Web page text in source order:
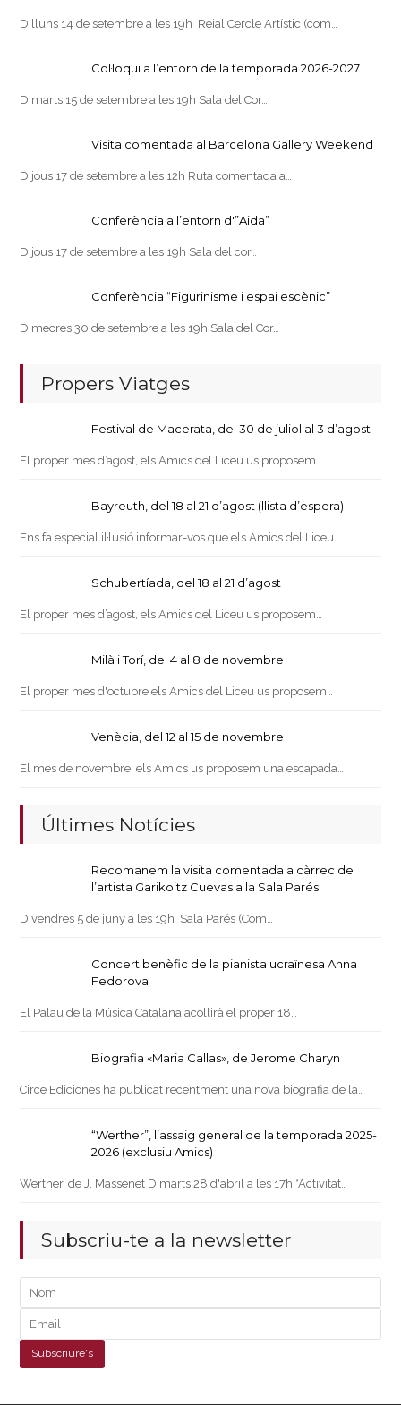
Dilluns 14 de setembre a les 19h Reial Cercle Artístic (com…
Col·loqui a l’entorn de la temporada 2026-2027
Dimarts 15 de setembre a les 19h Sala del Cor…
Visita comentada al Barcelona Gallery Weekend
Dijous 17 de setembre a les 12h Ruta comentada a…
Conferència a l’entorn d'”Aida”
Dijous 17 de setembre a les 19h Sala del cor…
Conferència “Figurinisme i espai escènic”
Dimecres 30 de setembre a les 19h Sala del Cor…
Propers Viatges
Festival de Macerata, del 30 de juliol al 3 d’agost
El proper mes d’agost, els Amics del Liceu us proposem…
Bayreuth, del 18 al 21 d’agost (llista d’espera)
Ens fa especial il·lusió informar-vos que els Amics del Liceu…
Schubertíada, del 18 al 21 d’agost
El proper mes d’agost, els Amics del Liceu us proposem…
Milà i Torí, del 4 al 8 de novembre
El proper mes d'octubre els Amics del Liceu us proposem…
Venècia, del 12 al 15 de novembre
El mes de novembre, els Amics us proposem una escapada…
Últimes Notícies
Recomanem la visita comentada a càrrec de
l’artista Garikoitz Cuevas a la Sala Parés
Divendres 5 de juny a les 19h Sala Parés (Com…
Concert benèfic de la pianista ucraïnesa Anna
Fedorova
El Palau de la Música Catalana acollirà el proper 18…
Biografia «Maria Callas», de Jerome Charyn
Circe Ediciones ha publicat recentment una nova biografia de la…
“Werther”, l’assaig general de la temporada 2025-
2026 (exclusiu Amics)
Werther, de J. Massenet Dimarts 28 d'abril a les 17h *Activitat…
Subscriu-te a la newsletter